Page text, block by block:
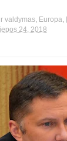
valdymas, Europa,
24, 2018